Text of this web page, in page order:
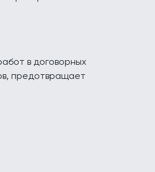
в договорных
предотвращает